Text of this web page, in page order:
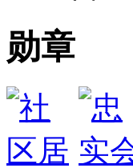
勋章